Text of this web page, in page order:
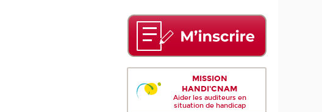
MISSION
HANDI'CNAM
Aider les auditeurs en
situation de handicap